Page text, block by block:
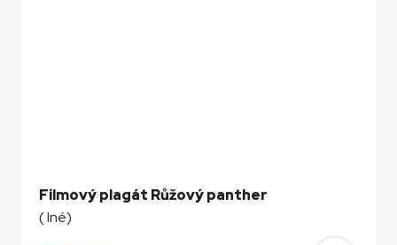
Filmový plagát Růžový panther
( Iné)